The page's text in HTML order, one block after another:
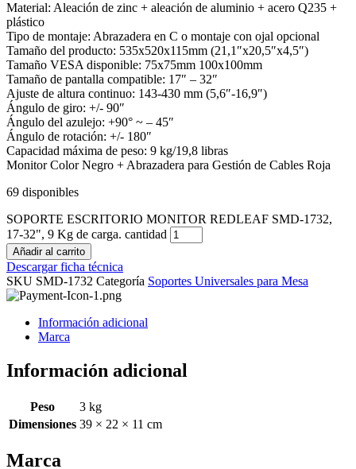
Material: Aleación de zinc + aleación de aluminio + acero Q235 +
plástico
Tipo de montaje: Abrazadera en C o montaje con ojal opcional
Tamaño del producto: 535x520x115mm (21,1″x20,5″x4,5″)
Tamaño VESA disponible: 75x75mm 100x100mm
Tamaño de pantalla compatible: 17″ – 32″
Ajuste de altura continuo: 143-430 mm (5,6″-16,9″)
Ángulo de giro: +/- 90″
Ángulo del azulejo: +90° ~ – 45″
Ángulo de rotación: +/- 180″
Capacidad máxima de peso: 9 kg/19,8 libras
Monitor Color Negro + Abrazadera para Gestión de Cables Roja
69 disponibles
SOPORTE ESCRITORIO MONITOR REDLEAF SMD-1732,
17-32", 9 Kg de carga. cantidad
Añadir al carrito
Descargar ficha técnica
SKU SMD-1732 Categoría Soportes Universales para Mesa
Información adicional
Marca
Información adicional
Peso
3 kg
Dimensiones 39 × 22 × 11 cm
Marca